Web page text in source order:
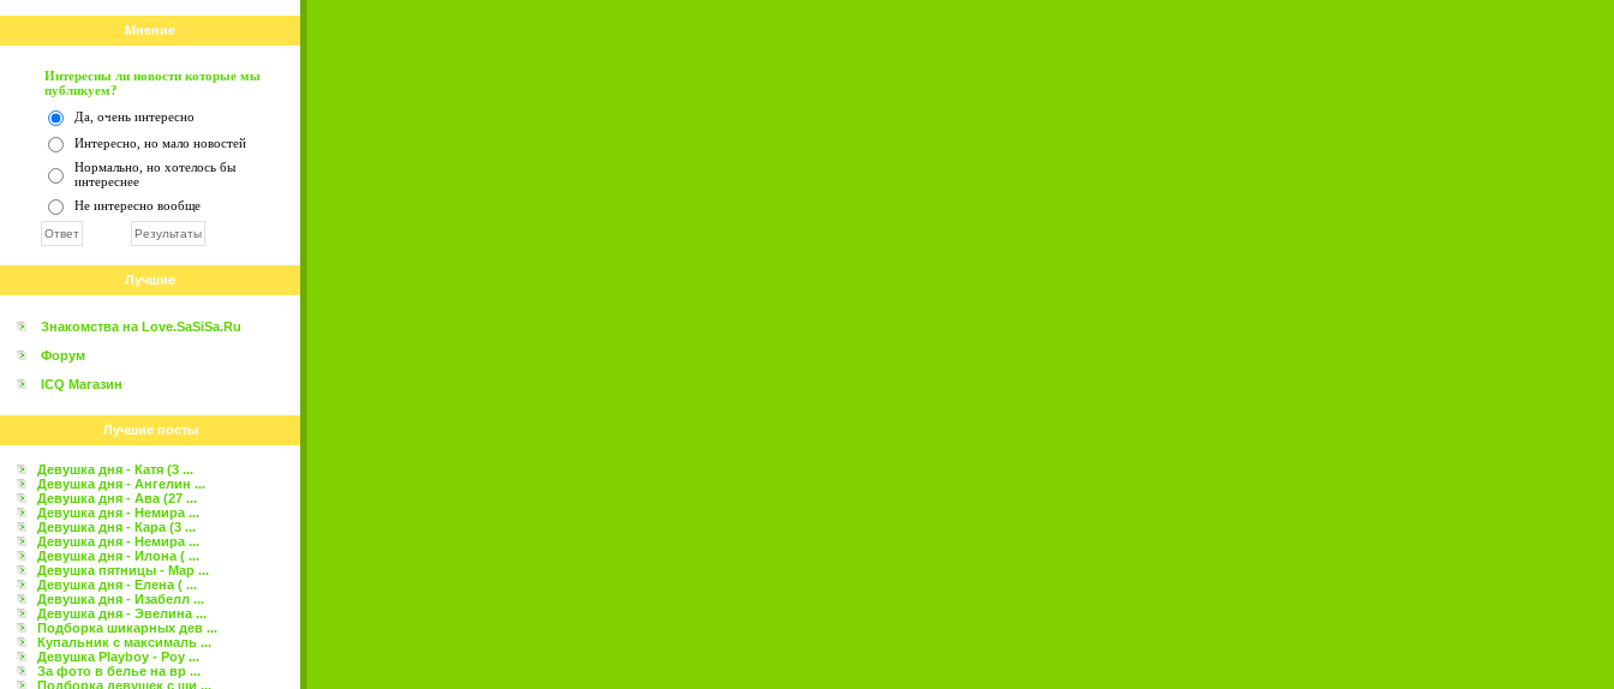
Мнение
Интересны ли новости которые мы
публикуем?
Да, очень интересно
Интересно, но мало новостей
Нормально, но хотелось бы
интереснее
Не интересно вообще
Лучшие
Знакомства на Love.SaSiSa.Ru
Форум
ICQ Магазин
Лучшие посты
Девушка дня - Катя (3 ...
Девушка дня - Ангелин ...
Девушка дня - Ава (27 ...
Девушка дня - Немира ...
Девушка дня - Кара (3 ...
Девушка дня - Немира ...
Девушка дня - Илона ( ...
Девушка пятницы - Мар ...
Девушка дня - Елена ( ...
Девушка дня - Изабелл ...
Девушка дня - Эвелина ...
Подборка шикарных дев ...
Купальник с максималь ...
Девушка Playboy - Роу ...
За фото в белье на вр ...
Подборка девушек с ши ...